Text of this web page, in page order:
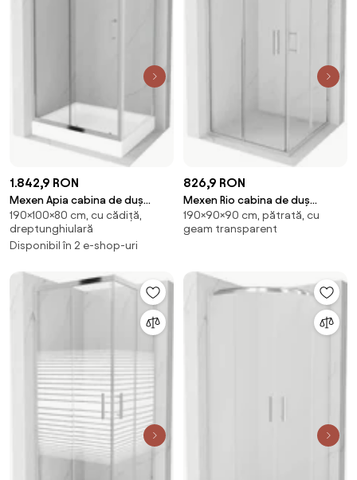
1.842,9 RON
Mexen Apia cabina de duș
culisantă 100 x 80 cm,
transparentă, cromată + cadă
de duș Rio - 840-100-080-01-
190×100×80 cm, cu cădiță,
dreptunghiulară
Disponibil în 2 e-shop-uri
826,9 RON
Mexen Rio cabina de duș
pătrată 90 x 90 cm,
transparentă, crom - 860-090-
190×90×90 cm, pătrată, cu
geam transparent